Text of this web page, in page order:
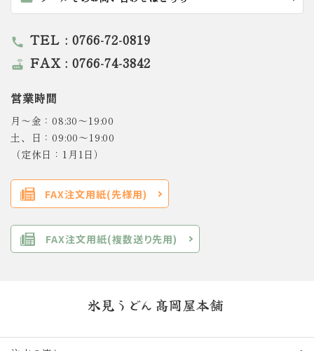
call TEL : 0766-72-0819
router FAX : 0766-74-3842
営業時間
月～金：08:30～19:00
土、日：09:00～19:00
（定休日：1月1日）
FAX注文用紙(先様用)
FAX注文用紙(複数送り先用)